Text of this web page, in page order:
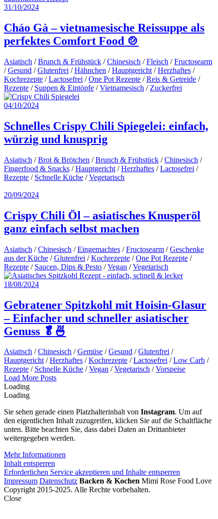
31/10/2024
Cháo Gà – vietnamesische Reissuppe als
perfektes Comfort Food 🍲
Asiatisch /Brunch & Frühstück /Chinesisch /Fleisch /Fructosearm
/Gesund /Glutenfrei /Hähnchen /Hauptgericht /Herzhaftes /
Kochrezepte /Lactosefrei /One Pot Rezepte /Reis & Getreide /
Rezepte / Suppen & Eintöpfe /Vietnamesisch / Zuckerfrei
04/10/2024
Schnelles Crispy Chili Spiegelei: einfach,
würzig und knusprig
Asiatisch /Brot & Brötchen /Brunch & Frühstück /Chinesisch /
Fingerfood & Snacks /Hauptgericht /Herzhaftes /Lactosefrei /
Rezepte / Schnelle Küche /Vegetarisch
20/09/2024
Crispy Chili Öl – asiatisches Knusperöl
ganz einfach selbst machen
Asiatisch /Chinesisch /Eingemachtes /Fructosearm /Geschenke
aus der Küche /Glutenfrei /Kochrezepte /One Pot Rezepte /
Rezepte / Saucen, Dips & Pesto /Vegan /Vegetarisch
18/08/2024
Gebratener Spitzkohl mit Hoisin-Glasur
– Einfacher und schneller asiatischer
Genuss 🥬🍜
Asiatisch /Chinesisch /Gemüse /Gesund /Glutenfrei /
Hauptgericht/Herzhaftes /Kochrezepte /Lactosefrei /Low Carb /
Rezepte / Schnelle Küche /Vegan /Vegetarisch /Vorspeise
Posts
Navigation
Load More Posts
Loading
Loading
Sie sehen gerade einen Platzhalterinhalt von Instagram. Um auf
den eigentlichen Inhalt zuzugreifen, klicken Sie auf die Schaltfläche
unten. Bitte beachten Sie, dass dabei Daten an Drittanbieter
weitergegeben werden.
Mehr Informationen
Inhalt entsperren
Erforderlichen Service akzeptieren und Inhalte entsperren
Impressum Datenschutz Backen & Kochen Mimi Rose Food Love
Copyright 2015-2025. Alle Rechte vorbehalten.
Close